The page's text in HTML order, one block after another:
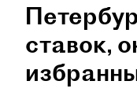
ставок,